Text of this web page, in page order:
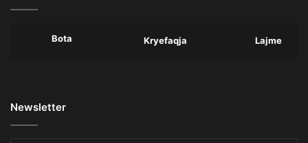
Bota Kryefaqja Lajme
Newsletter